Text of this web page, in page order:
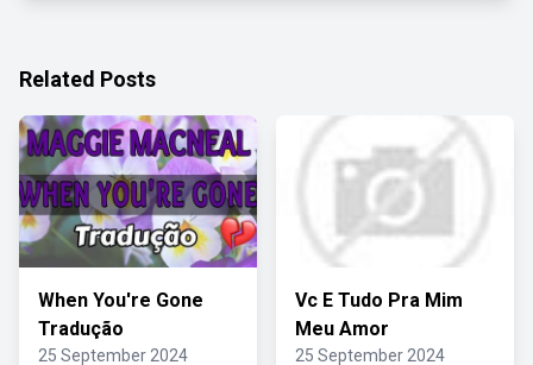
Related Posts
When You're Gone
Tradução
25 September 2024
Vc E Tudo Pra Mim
Meu Amor
25 September 2024